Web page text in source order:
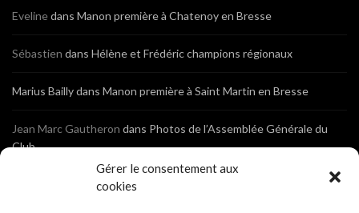
Gérer le consentement aux
cookies
Evelinedans Manon première à Chatenoy en Bresse
Sébastien dans Hélène et Frédéric champions régionaux
Marius Baillydans Manon première à Saint Martin en Bresse
Jean Marc Gautheron dans Photos de l’Assemblée Générale du
Club
Photos de l’Assemblée Générale du Club